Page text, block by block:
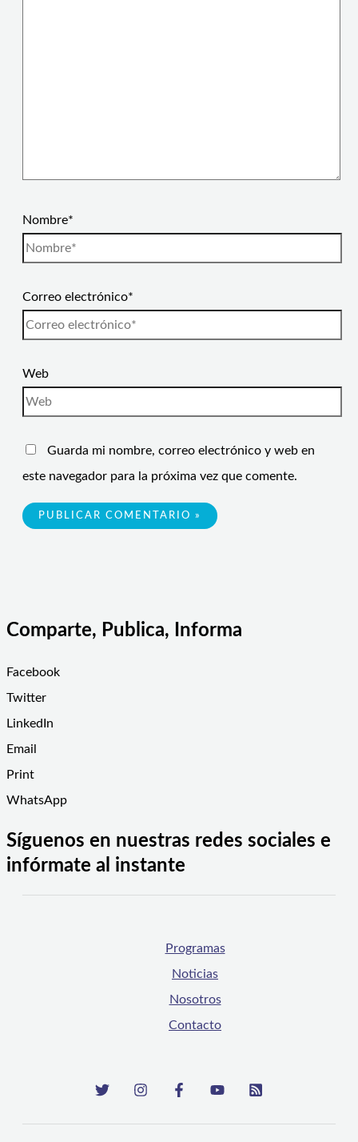
Nombre*
Correo electrónico*
Web
Guarda mi nombre, correo electrónico y web en
este navegador para la próxima vez que comente.
Comparte, Publica, Informa
Facebook
Twitter
LinkedIn
Email
Print
WhatsApp
Síguenos en nuestras redes sociales e
infórmate al instante
Programas
Noticias
Nosotros
Contacto